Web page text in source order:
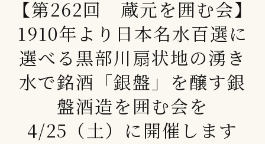
【第262回 蔵元を囲む会】
1910年より日本名水百選に
選べる黒部川扇状地の湧き
水で銘酒「銀盤」を醸す銀
盤酒造を囲む会を
4/25（土）に開催します